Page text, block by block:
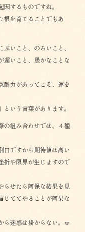
するものですね。
根を育てることでもあ
いこと、のろいこと、
遅いこと、愚かなことな
耐力があってこそ、運を
いう言葉があります。
の組み合わせでは、４種
口ですから期待値は高い
折や限界が生じますので
らせたら阿保な結果を見
じててやることが阿呆な
ら迷惑は掛からない。ｗ